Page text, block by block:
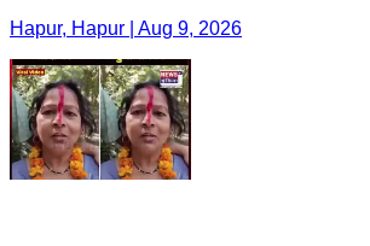
Hapur, Hapur | Aug 9, 2026